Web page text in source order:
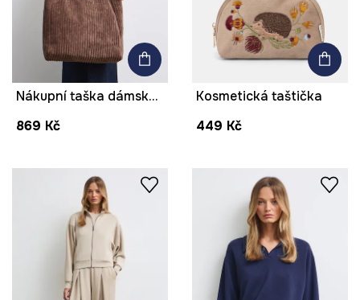
Nákupní taška dámská manšestrová
869 Kč
Kosmetická taštička
449 Kč